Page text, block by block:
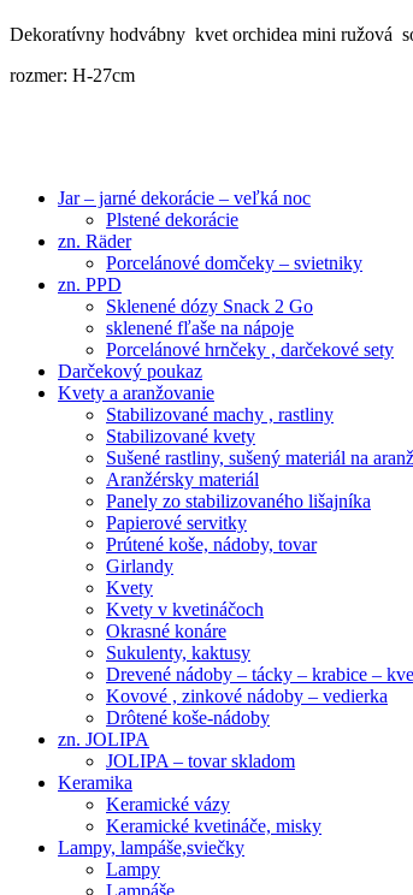
Dekoratívny hodvábny kvet orchidea mini ružová
rozmer: H-27cm
Jar – jarné dekorácie – veľká noc
Plstené dekorácie
zn. Räder
Porcelánové domčeky – svietniky
zn. PPD
Sklenené dózy Snack 2 Go
sklenené fľaše na nápoje
Porcelánové hrnčeky , darčekové sety
Darčekový poukaz
Kvety a aranžovanie
Stabilizované machy , rastliny
Stabilizované kvety
Sušené rastliny, sušený materiál na
Aranžérsky materiál
Panely zo stabilizovaného lišajníka
Papierové servitky
Prútené koše, nádoby, tovar
Girlandy
Kvety
Kvety v kvetináčoch
Okrasné konáre
Sukulenty, kaktusy
Drevené nádoby – tácky – krabice –
Kovové , zinkové nádoby – vedierka
Drôtené koše-nádoby
zn. JOLIPA
JOLIPA – tovar skladom
Keramika
Keramické vázy
Keramické kvetináče, misky
Lampy, lampáše,sviečky
Lampy
Lampáše